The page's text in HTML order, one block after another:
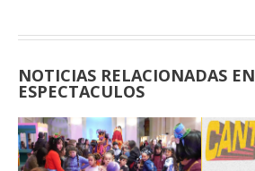
NOTICIAS RELACIONADAS EN
ESPECTACULOS